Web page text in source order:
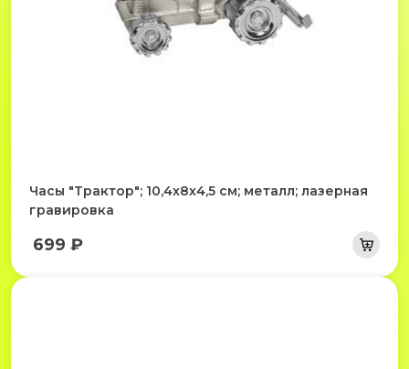
Часы "Трактор"; 10,4х8х4,5 см; металл; лазерная
гравировка
699 ₽